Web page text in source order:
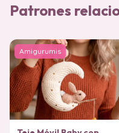
Patrones
Amigurumis